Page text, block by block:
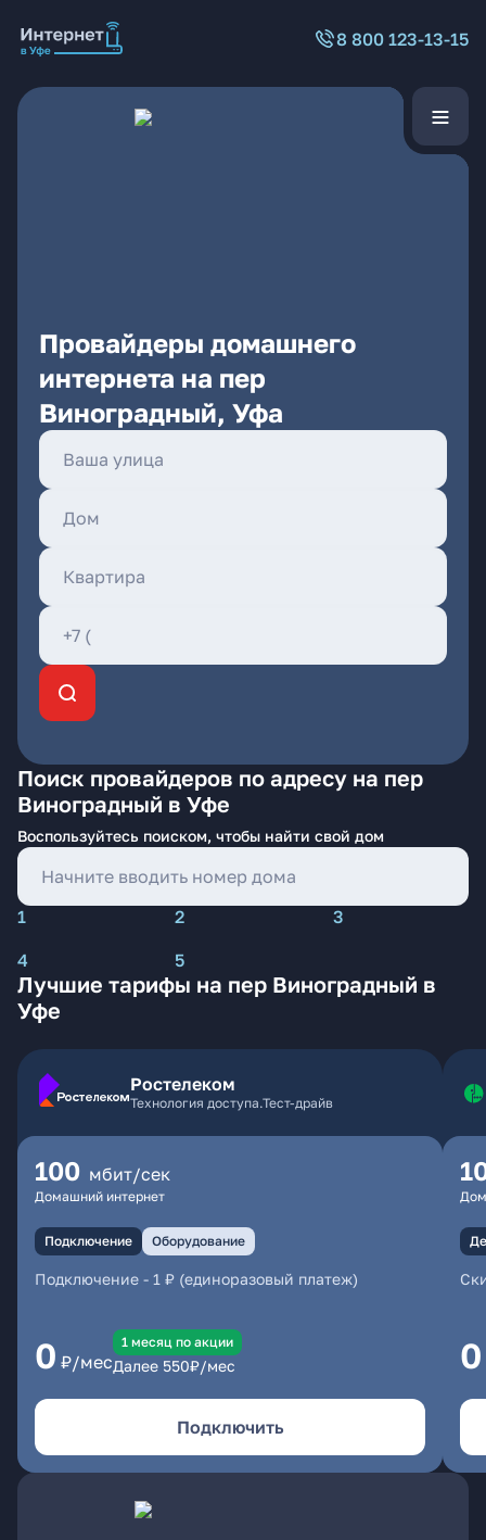
8 800 123-13-15
Провайдеры домашнего
интернета на пер
Виноградный, Уфа
Поиск провайдеров по адресу на пер
Виноградный в Уфе
Воспользуйтесь поиском, чтобы найти свой дом
1 2
3
4
5
Лучшие тарифы на пер Виноградный в
Уфе
Ростелеком
Технология доступа.Тест-драйв
100 мбит/сек
Домашний интернет
Подключение Оборудование
Подключение - 1 ₽ (единоразовый платеж)
0 ₽/мес
1 месяц по акции
Далее 550₽/мес
Подключить
0